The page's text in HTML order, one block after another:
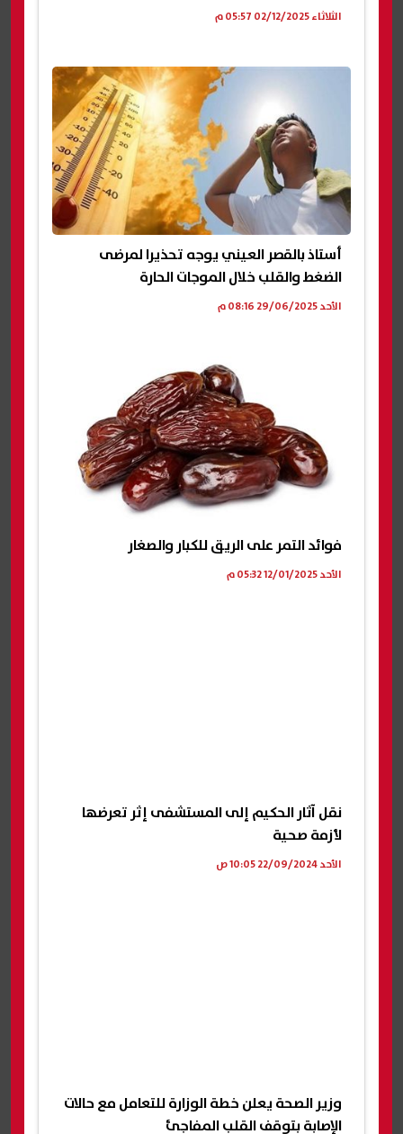
الثلاثاء 02/12/2025 05:57 م
أستاذ بالقصر العيني يوجه تحذيرا لمرضى
الضغط والقلب خلال الموجات الحارة
الأحد 29/06/2025 08:16 م
فوائد التمر على الريق للكبار والصغار
الأحد 12/01/2025 05:32 م
نقل آثار الحكيم إلى المستشفى إثر تعرضها
لأزمة صحية
الأحد 22/09/2024 10:05 ص
وزير الصحة يعلن خطة الوزارة للتعامل مع حالات
الإصابة بتوقف القلب المفاجئ